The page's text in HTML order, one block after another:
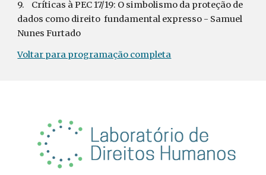
9.
Críticas à PEC 17/19: O simbolismo da proteção de
dados como direito  fundamental expresso - Samuel
Nunes Furtado
Voltar para programação completa